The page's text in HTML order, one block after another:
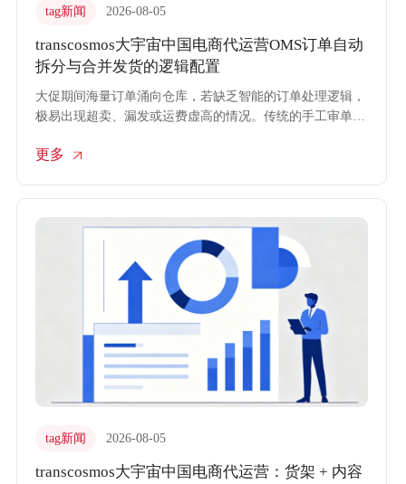
tag新闻 2026-08-05
transcosmos大宇宙中国电商代运营OMS订单自动
拆分与合并发货的逻辑配置
大促期间海量订单涌向仓库，若缺乏智能的订单处理逻辑，
极易出现超卖、漏发或运费虚高的情况。传统的手工审单不
transcosmos大宇宙中国将OMS（订单管理系统）的深度应用
合并逻辑配置，实现订单处理的高效流转与成本精准控制。
更多
tag新闻 2026-08-05
transcosmos大宇宙中国电商代运营：货架 + 内容